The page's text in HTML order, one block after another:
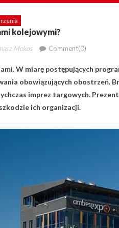
kolejowymi?
Mokos Comment(0)
W miarę postępujących
obowiązujących obostrzeń.
imprez targowych.
ich organizacji.